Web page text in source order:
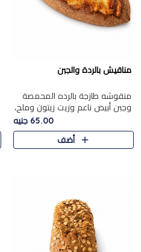
مناقيش بالردة والجبن
منقوشه طازجة بالرده المحمصة
وجبن أبيض ناعم وزيت زيتون وملح،
مباشرة من الفرن.الرده مع نعومة
الجبن فوق عجينة طازجة.
65.00 جنيه
أضف